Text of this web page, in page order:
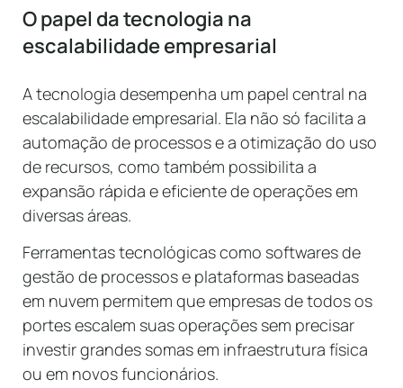
O papel da tecnologia na
escalabilidade empresarial
A tecnologia desempenha um papel central na
escalabilidade empresarial. Ela não só facilita a
automação de processos e a otimização do uso
de recursos, como também possibilita a
expansão rápida e eficiente de operações em
diversas áreas.
Ferramentas tecnológicas como softwares de
gestão de processos e plataformas baseadas
em nuvem permitem que empresas de todos os
portes escalem suas operações sem precisar
investir grandes somas em infraestrutura física
ou em novos funcionários.